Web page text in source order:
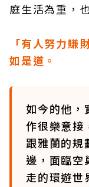
庭生活為重，
「有人努力賺
如是道。
如今的他，
作很樂意接
跟雅蘭的規
邊，面臨空
走的環遊世